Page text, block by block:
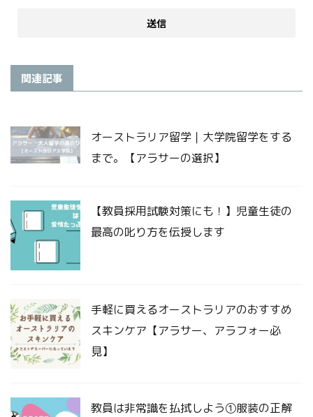
関連記事
オーストラリア留学｜大学院留学をする
まで。【アラサーの選択】
【教員採用試験対策にも！】児童生徒の
最高の叱り方を伝授します
手軽に買えるオーストラリアのおすすめ
スキンケア【アラサー、アラフォー必
見】
教員は非常識を払拭しよう①服装の正解